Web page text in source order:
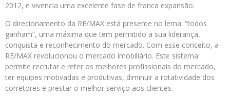
2012, e vivencia uma excelente fase de franca expansão.
O direcionamento da RE/MAX está presente no lema: “todos
ganham”, uma máxima que tem permitido a sua liderança,
conquista e reconhecimento do mercado. Com esse conceito, a
RE/MAX revolucionou o mercado imobiliário. Este sistema
permite recrutar e reter os melhores profissionais do mercado,
ter equipes motivadas e produtivas, diminuir a rotatividade dos
corretores e prestar o melhor serviço aos clientes.